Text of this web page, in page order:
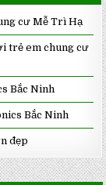
cư Mễ Trì Hạ
trẻ em chung cư
Bắc Ninh
Bắc Ninh
đẹp